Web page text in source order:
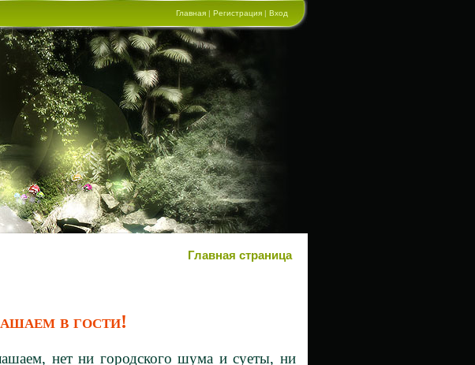
Главная | Регистрация | Вход
Главная страница
в гости!
нет ни городского шума и суеты, ни